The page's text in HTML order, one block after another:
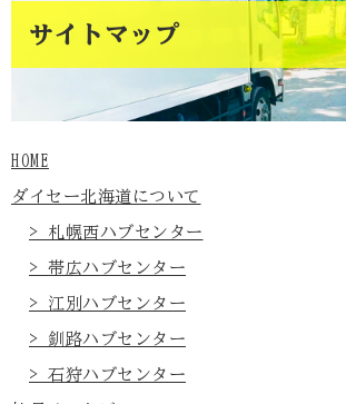
サイトマップ
HOME
ダイセー北海道について
> 札幌西ハブセンター
> 帯広ハブセンター
> 江別ハブセンター
> 釧路ハブセンター
> 石狩ハブセンター